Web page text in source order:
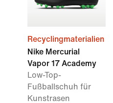
Recyclingmaterialien
Nike Mercurial
Vapor 17 Academy
Low-Top-
Fußballschuh für
Kunstrasen